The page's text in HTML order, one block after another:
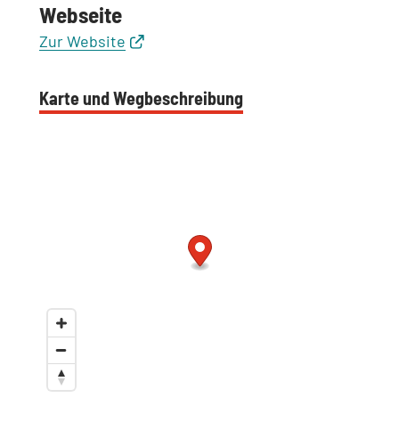
Webseite
Zur Website
Karte und Wegbeschreibung